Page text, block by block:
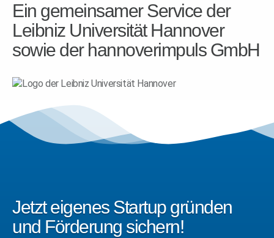
Ein gemeinsamer Service der
Leibniz Universität Hannover
sowie der hannoverimpuls GmbH
Jetzt eigenes Startup gründen
und Förderung sichern!